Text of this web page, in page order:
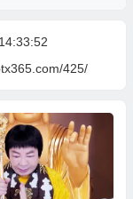
425/